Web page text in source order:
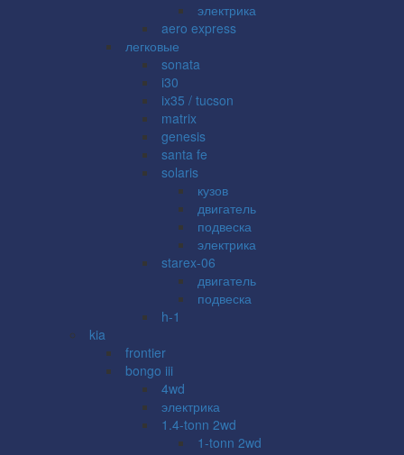
электрика
aero express
легковые
sonata
i30
ix35 / tucson
matrix
genesis
santa fe
solaris
кузов
двигатель
подвеска
электрика
starex-06
двигатель
подвеска
h-1
kia
frontier
bongo iii
4wd
электрика
1.4-tonn 2wd
1-tonn 2wd